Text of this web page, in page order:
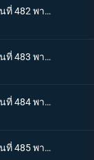
One piece วันพีช ตอนที่ 482 พากย์ไทย พลังที่แผดเผาได้แม้แต่ไฟ การไล่ล่าอย่างโหดเหี้ยมของอาคาอินุ
One piece วันพีช ตอนที่ 483 พากย์ไทย ตามหาคำตอบ เอสหมัดอัคคีตายในสนามรบ
One piece วันพีช ตอนที่ 484 พากย์ไทย ศูนย์ใหญ่พินาศ! ความโกรธของหนวดขาวที่ไร้ซึ่งคำพูดใดๆ!
One piece วันพีช ตอนที่ 485 พากย์ไทย สะสางความแค้น หนวดขาว ปะทะ กลุ่มโจรสลัดหนวดดำ